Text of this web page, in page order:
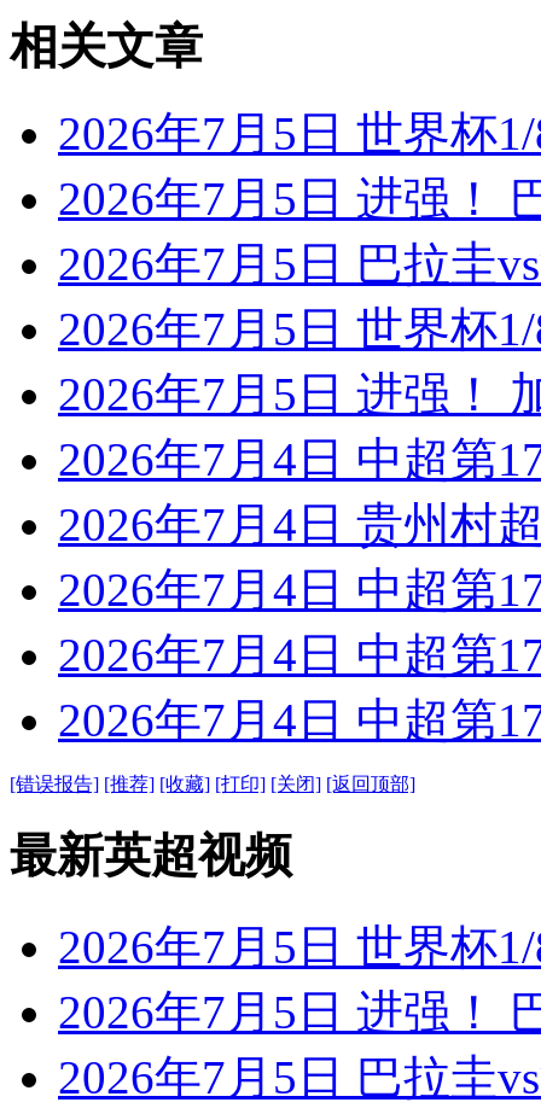
相关文章
2026年7月5日 世界杯
2026年7月5日 进强！
2026年7月5日 巴拉圭
2026年7月5日 世界杯
2026年7月5日 进强！
2026年7月4日 中超第
2026年7月4日 贵州村
2026年7月4日 中超第
2026年7月4日 中超第
2026年7月4日 中超第
[错误报告] [推荐] [收藏] [打印] [关闭] [返回顶部]
最新英超视频
2026年7月5日 世界杯
2026年7月5日 进强！
2026年7月5日 巴拉圭